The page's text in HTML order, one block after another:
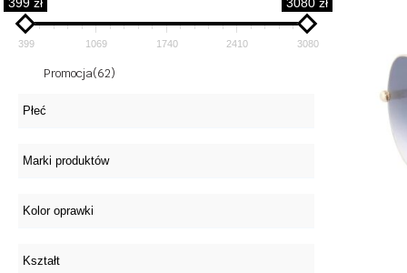
399 zł 3080 zł
399 1069 1740 2410 3080
Promocja(62)